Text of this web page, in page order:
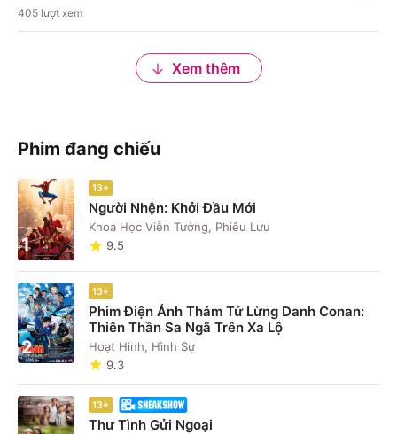
405 lượt xem
Xem thêm
Phim đang chiếu
1
13+
Người Nhện: Khởi Đầu Mới
Khoa Học Viễn Tưởng, Phiêu Lưu
9.5
2
13+
Phim Điện Ảnh Thám Tử Lừng Danh Conan:
Thiên Thần Sa Ngã Trên Xa Lộ
Hoạt Hình, Hình Sự
9.3
13+
Thư Tình Gửi Ngoại